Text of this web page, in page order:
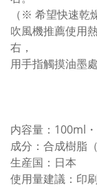
（※ 希望快速乾
吹風機推薦使用
右，
用手指觸摸油墨
内容量：100ml
成分：合成樹脂
生産国：日本
使用量建議：印